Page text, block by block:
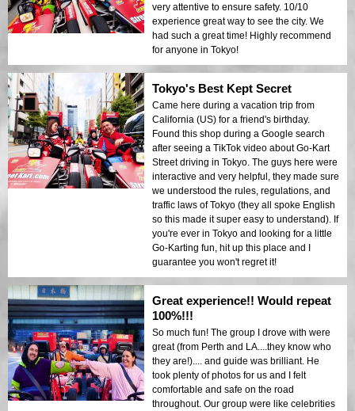
very attentive to ensure safety. 10/10
experience great way to see the city. We
had such a great time! Highly recommend
for anyone in Tokyo!
Tokyo's Best Kept Secret
Came here during a vacation trip from
California (US) for a friend's birthday.
Found this shop during a Google search
after seeing a TikTok video about Go-Kart
Street driving in Tokyo. The guys here were
interactive and very helpful, they made sure
we understood the rules, regulations, and
traffic laws of Tokyo (they all spoke English
so this made it super easy to understand). If
you're ever in Tokyo and looking for a little
Go-Karting fun, hit up this place and I
guarantee you won't regret it!
Great experience!! Would repeat
100%!!!
So much fun! The group I drove with were
great (from Perth and LA....they know who
they are!).... and guide was brilliant. He
took plenty of photos for us and I felt
comfortable and safe on the road
throughout. Our group were like celebrities